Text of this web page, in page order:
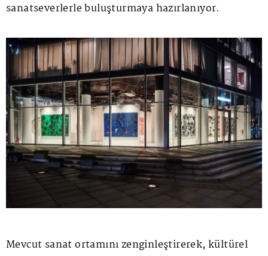
sanatseverlerle buluşturmaya hazırlanıyor.
Mevcut sanat ortamını zenginleştirerek, kültürel